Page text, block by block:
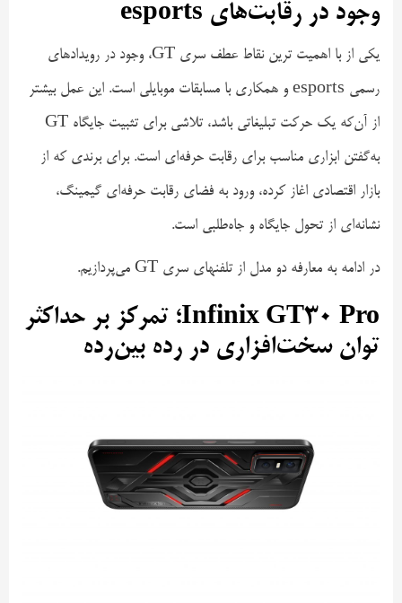
وجود در رقابت‌های esports
یکی از با اهمیت ترین نقاط عطف سری GT، وجود در رویدادهای
رسمی esports و همکاری با مسابقات موبایلی است. این عمل بیشتر
از آن‌که یک حرکت تبلیغاتی باشد، تلاشی برای تثبیت جایگاه GT
به‌گفتن ابزاری مناسب برای رقابت حرفه‌ای است. برای برندی که از
بازار اقتصادی اغاز کرده، ورود به فضای رقابت حرفه‌ای گیمینگ،
نشانه‌ای از تحول جایگاه و جاه‌طلبی است.
در ادامه به معارفه دو مدل از تلفنهای سری GT می‌پردازیم.
Infinix GT30 Pro؛ تمرکز بر حداکثر
توان سخت‌افزاری در رده بین‌رده